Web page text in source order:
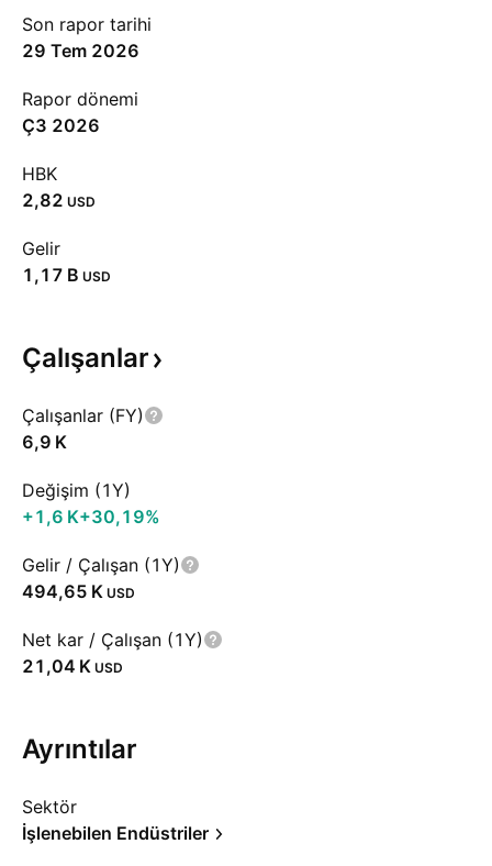
Son rapor tarihi
29 Tem 2026
Rapor dönemi
Ç3 2026
HBK
2,82 USD
Gelir
‪1,17 B‬ USD
Çalışanlar
Çalışanlar (FY)
‪6,9 K‬
Değişim (1Y)
‪+1,6 K‬+30,19%
Gelir / Çalışan (1Y)
‪494,65 K‬ USD
Net kar / Çalışan (1Y)
‪21,04 K‬ USD
Ayrıntılar
Sektör
İşlenebilen Endüstriler